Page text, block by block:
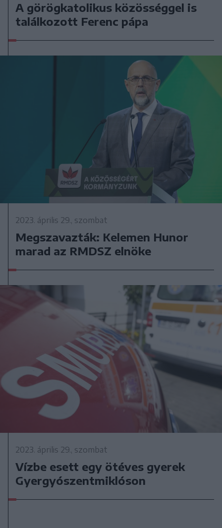
A görögkatolikus közösséggel is
találkozott Ferenc pápa
2023. április 29., szombat
Megszavazták: Kelemen Hunor
marad az RMDSZ elnöke
2023. április 29., szombat
Vízbe esett egy ötéves gyerek
Gyergyószentmiklóson